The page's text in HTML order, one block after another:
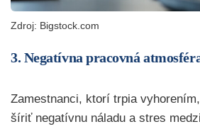
Zdroj: Bigstock.com
3. Negatívna pracovná
Zamestnanci, ktorí trpia
šíriť negatívnu náladu a stres